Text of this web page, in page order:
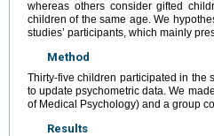
whereas others consider gifted
children of the same age. We
studies’ participants, which mainly
Method
Thirty-five children participated in the
to update psychometric data. We
of Medical Psychology) and a group
Results